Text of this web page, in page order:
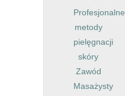
Profesjonalne
metody
pielęgnacji
skóry
Zawód
Masażysty